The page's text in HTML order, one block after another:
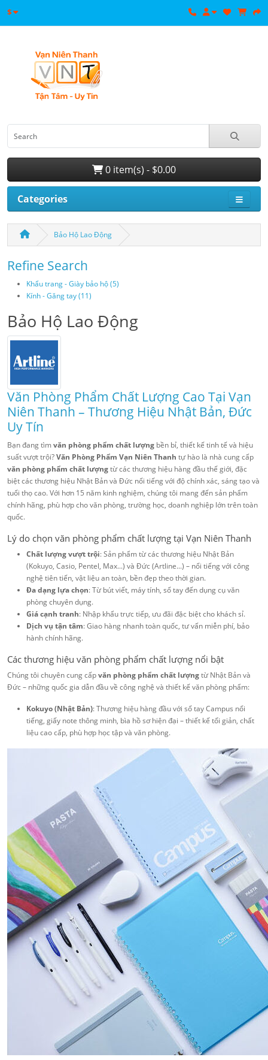
$
0 item(s) - $0.00
Categories
Bảo Hộ Lao Động
Refine Search
Khẩu trang - Giày bảo hộ (5)
Kính - Găng tay (11)
Bảo Hộ Lao Động
Văn Phòng Phẩm Chất Lượng Cao Tại Vạn
Niên Thanh – Thương Hiệu Nhật Bản, Đức
Uy Tín
Bạn đang tìmvăn phòng phẩm chất lượng bền bỉ, thiết kế tinh tế và hiệu
suất vượt trội?Văn Phòng Phẩm Vạn Niên Thanh tự hào là nhà cung cấp
văn phòng phẩm chất lượngtừ các thương hiệu hàng đầu thế giới, đặc
biệt các thương hiệu Nhật Bản và Đức nổi tiếng với độ chính xác, sáng tạo và
tuổi thọ cao. Với hơn 15 năm kinh nghiệm, chúng tôi mang đến sản phẩm
chính hãng, phù hợp cho văn phòng, trường học, doanh nghiệp lớn trên toàn
quốc.
Lý do chọn văn phòng phẩm chất lượng tại Vạn Niên Thanh
Chất lượng vượt trội: Sản phẩm từ các thương hiệu Nhật Bản
(Kokuyo, Casio, Pentel, Max...) và Đức (Artline...) – nổi tiếng với công
nghệ tiên tiến, vật liệu an toàn, bền đẹp theo thời gian.
Đa dạng lựa chọn: Từ bút viết, máy tính, sổ tay đến dụng cụ văn
phòng chuyên dụng.
Giá cạnh tranh: Nhập khẩu trực tiếp, ưu đãi đặc biệt cho khách sỉ.
Dịch vụ tận tâm: Giao hàng nhanh toàn quốc, tư vấn miễn phí, bảo
hành chính hãng.
Các thương hiệu văn phòng phẩm chất lượng nổi bật
Chúng tôi chuyên cung cấpvăn phòng phẩm chất lượngtừ Nhật Bản và
Đức – những quốc gia dẫn đầu về công nghệ và thiết kế văn phòng phẩm:
Kokuyo (Nhật Bản): Thương hiệu hàng đầu với sổ tay Campus nổi
tiếng, giấy note thông minh, bìa hồ sơ hiện đại – thiết kế tối giản, chất
liệu cao cấp, phù hợp học tập và văn phòng.